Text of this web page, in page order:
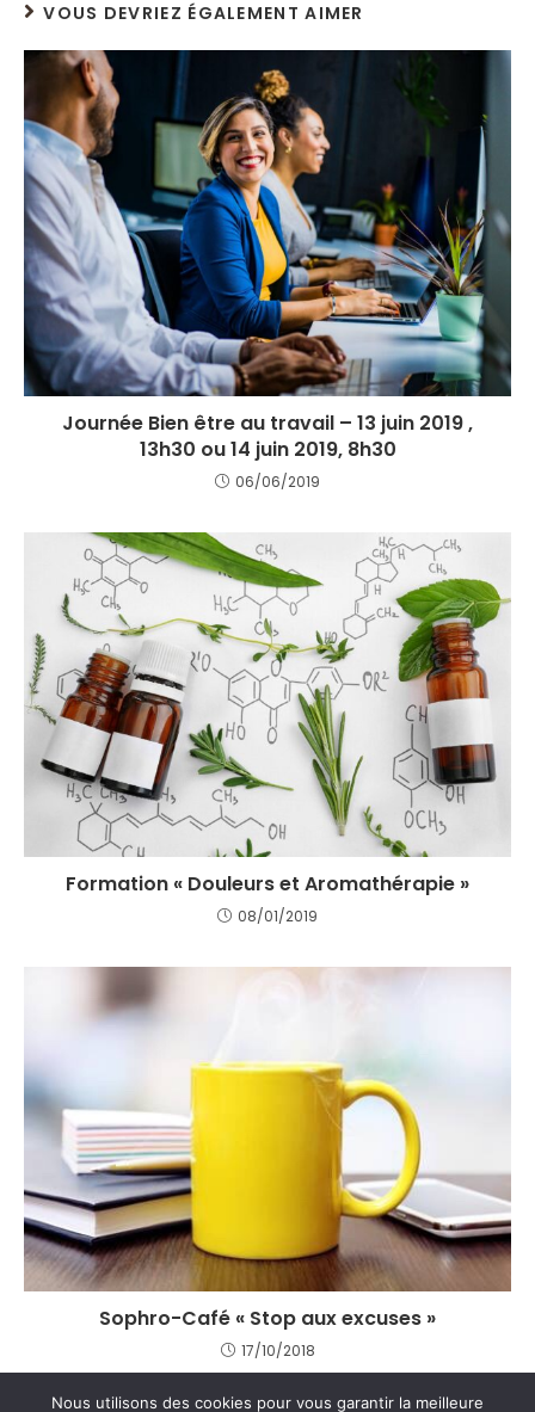
VOUS DEVRIEZ ÉGALEMENT AIMER
Journée Bien être au travail – 13 juin 2019 ,
13h30 ou 14 juin 2019, 8h30
06/06/2019
Formation « Douleurs et Aromathérapie »
08/01/2019
Sophro-Café « Stop aux excuses »
17/10/2018
Nous utilisons des cookies pour vous garantir la meilleure